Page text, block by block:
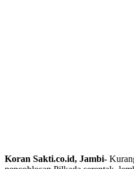
Koran Sakti.co.id, Jambi-